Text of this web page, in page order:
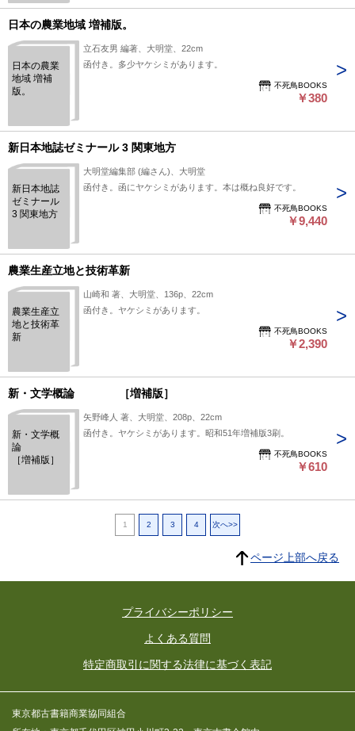
日本の農業地域 増補版。
日本の農業
地域 増補
版。
立石友男 編著、大明堂、22cm
函付き。多少ヤケシミがあります。
不死鳥BOOKS
￥380
新日本地誌ゼミナール 3 関東地方
新日本地誌
ゼミナール
3 関東地方
大明堂編集部 (編さん)、大明堂
函付き。函にヤケシミがあります。本は概ね良好です。
不死鳥BOOKS
￥9,440
農業生産立地と技術革新
農業生産立
地と技術革
新
山崎和 著、大明堂、136p、22cm
函付き。ヤケシミがあります。
不死鳥BOOKS
￥2,390
新・文学概論 ［増補版］
新・文学概
論
［増補版］
矢野峰人 著、大明堂、208p、22cm
函付き。ヤケシミがあります。昭和51年増補版3刷。
不死鳥BOOKS
￥610
1 2 3 4 次へ>>
ページ上部へ戻る
プライバシーポリシー
よくある質問
特定商取引に関する法律に基づく表記
東京都古書籍商業協同組合